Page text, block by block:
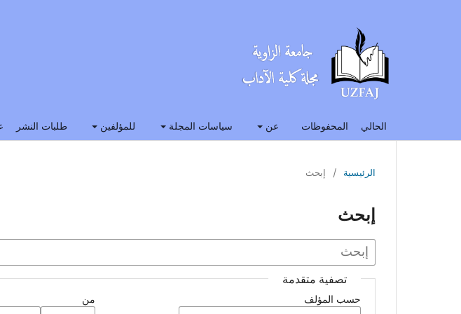
الحالي المحفوظات عن سياسات المجلة للمؤلفين طلبات النشر
الرئيسية / إبحث
إبحث
تصفية متقدمة
من حسب المؤلف